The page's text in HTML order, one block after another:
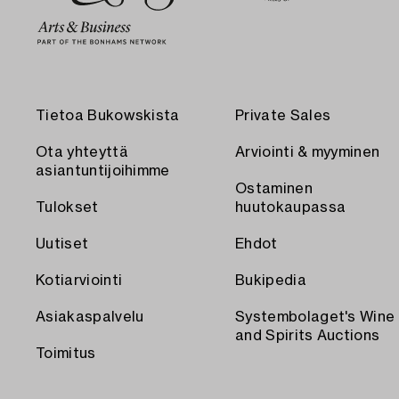
Tietoa Bukowskista
Ota yhteyttä
asiantuntijoihimme
Tulokset
Uutiset
Kotiarviointi
Asiakaspalvelu
Toimitus
Private Sales
Arviointi & myyminen
Ostaminen
huutokaupassa
Ehdot
Bukipedia
Systembolaget's Wine
and Spirits Auctions